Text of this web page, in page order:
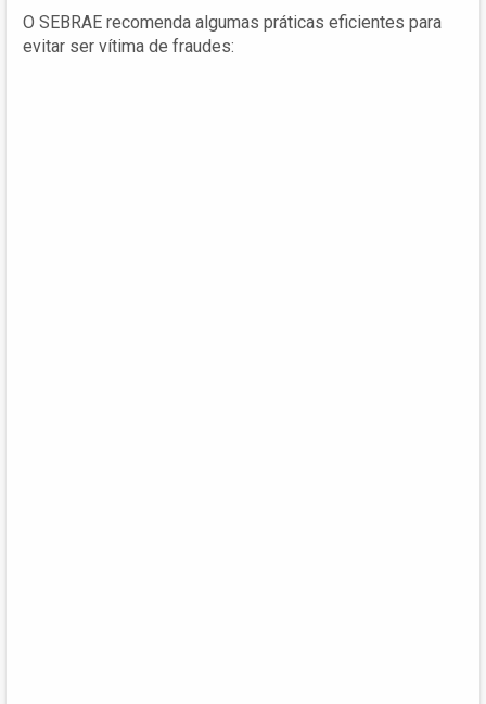
O SEBRAE recomenda algumas práticas eficientes para
evitar ser vítima de fraudes: